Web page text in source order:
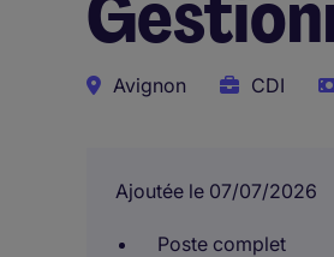
Avignon CDI
Ajoutée le 07/07/2026
Poste complet